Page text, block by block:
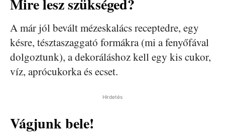
Mire lesz szükséged?
A már jól bevált mézeskalács receptedre, egy
késre, tésztaszaggató formákra (mi a fenyőfával
dolgoztunk), a dekoráláshoz kell egy kis cukor,
víz, aprócukorka és ecset.
Hirdetés
Vágjunk bele!